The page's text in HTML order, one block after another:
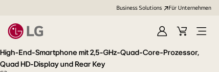
Business Solutions Für Unternehmen
Anmelden
Cart
Open
High-End-Smartphone mit 2,5-GHz-Quad-Core-Prozessor,
Quad HD-Display und Rear Key